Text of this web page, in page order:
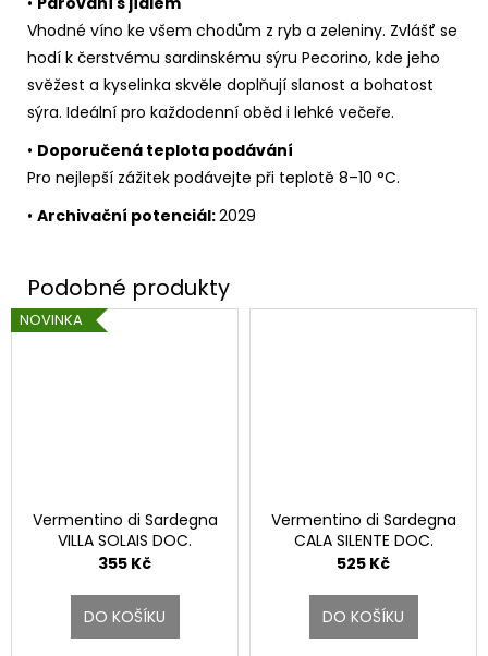
Vhodné víno ke všem chodům z ryb a zeleniny. Zvlášť se
hodí k čerstvému sardinskému sýru Pecorino, kde jeho
svěžest a kyselinka skvěle doplňují slanost a bohatost
sýra. Ideální pro každodenní oběd i lehké večeře.
• Doporučená teplota podávání
Pro nejlepší zážitek podávejte při teplotě 8–10 °C.
• Archivační potenciál:2029
NOVINKA
Vermentino di Sardegna
VILLA SOLAIS DOC.
355 Kč
DO KOŠÍKU
Vermentino di Sardegna
CALA SILENTE DOC.
525 Kč
DO KOŠÍKU